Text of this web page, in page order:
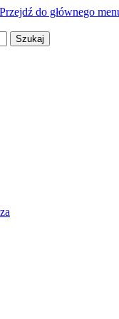
Przejdź do głównego